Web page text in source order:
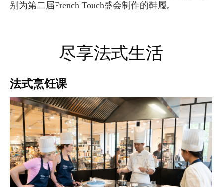
别为第二届French Touch盛会制作的鞋履。
尽享法式生活
法式烹饪课